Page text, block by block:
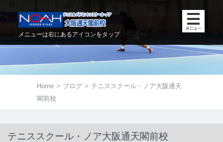
メニューは右にあるアイコンをタップ
Home > ブログ > テニススクール・ノア大阪通天
閣前校
テニススクール・ノア大阪通天閣前校